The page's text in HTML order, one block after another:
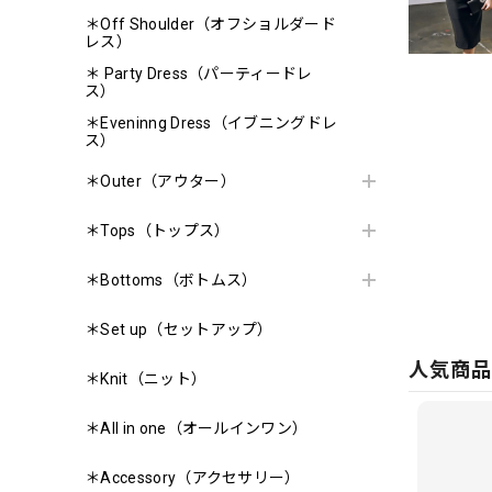
＊Off Shoulder（オフショルダード
レス）
＊ Party Dress（パーティードレ
ス）
＊Eveninng Dress（イブニングドレ
ス）
＊Outer（アウター）
＊Tops（トップス）
＊Bottoms（ボトムス）
＊Set up（セットアップ）
＊Knit（ニット）
＊All in one（オールインワン）
＊Accessory（アクセサリー）
人気商品